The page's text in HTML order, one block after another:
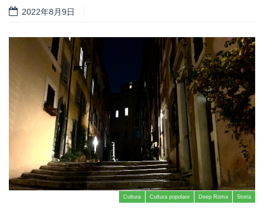
2022年8月9日
Cultura Cultura popolare Deep Roma Storia